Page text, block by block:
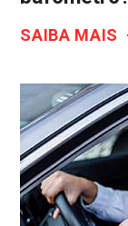
SAIBA MAIS